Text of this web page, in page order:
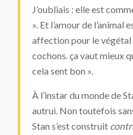
J’oubliais : elle est
». Et l’amour de l’animal
affection pour le végétal
cochons. ça vaut mieux
cela sent bon ».
À l’instar du monde de
autrui. Non toutefois
Stan s’est construit